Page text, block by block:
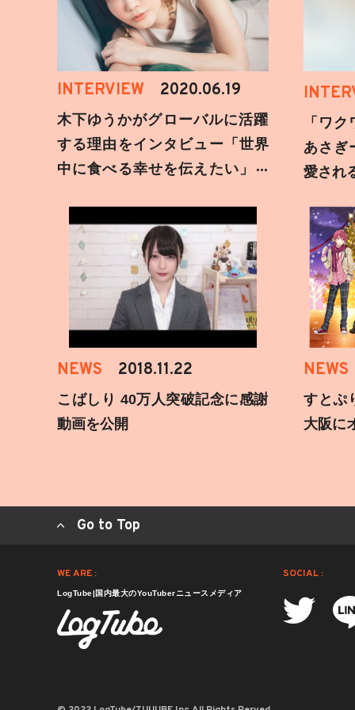
INTERVIEW 2020.06.19
木下ゆうかがグローバルに活躍
する理由をインタビュー「世界
中に食べる幸せを伝えたい」新
「ワ
あさぎ
愛され
NEWS 2018.11.22
こばしり 40万人突破記念に感謝
動画を公開
NEWS
すとぷ
大阪に
Go to Top
WE ARE :
LogTube|国内最大のYouTuberニュースメディア
SOCIAL :